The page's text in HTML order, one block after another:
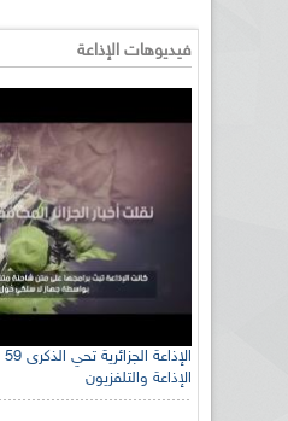
فيديوهات الإذاعة
الإذاعة والتلفزيون